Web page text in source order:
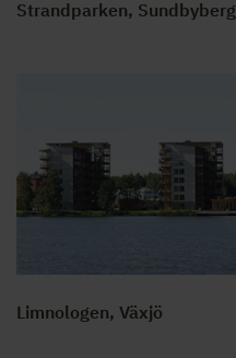
Strandparken, Sundbyberg
Limnologen, Växjö